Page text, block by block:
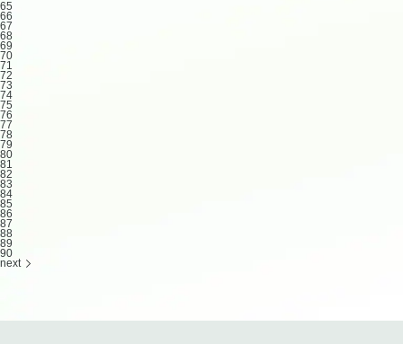
65
66
67
68
69
70
71
72
73
74
75
76
77
78
79
80
81
82
83
84
85
86
87
88
89
90
next